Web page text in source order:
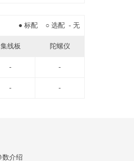
● 标配 ○ 选配 - 无
集线板 陀螺仪
- -
- -